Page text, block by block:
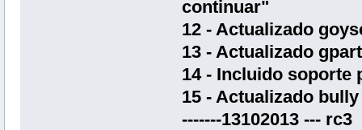
continuar"
12 - Actualizado
13 - Actualizado
14 - Incluido soporte
15 - Actualizado bully
-------13102013 --- rc3